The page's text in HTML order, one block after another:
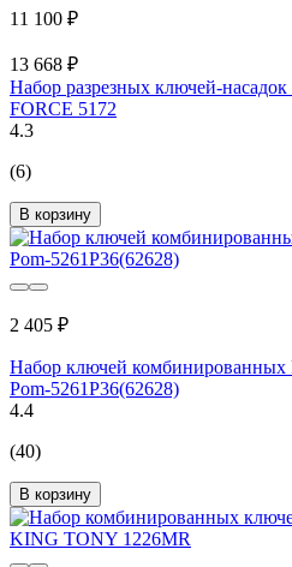
11 100 ₽
13 668 ₽
Набор разрезных ключей-
FORCE 5172
4.3
(6)
В корзину
2 405 ₽
Набор ключей комбинированных
Pom-5261P36(62628)
4.4
(40)
В корзину